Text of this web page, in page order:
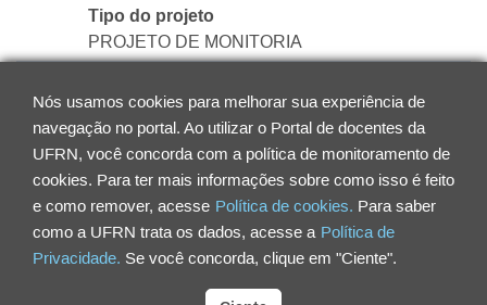
Nós usamos cookies para melhorar sua experiência de
navegação no portal. Ao utilizar o Portal de docentes da
UFRN, você concorda com a política de monitoramento de
cookies. Para ter mais informações sobre como isso é feito
e como remover, acesse Política de cookies. Para saber
como a UFRN trata os dados, acesse a Política de
Privacidade. Se você concorda, clique em "Ciente".
Tipo do projeto
PROJETO DE MONITORIA
Coordenador
ZULMARA VIRGINIA DE CARVALHO
Tipo do projeto
PROJETO DE MONITORIA